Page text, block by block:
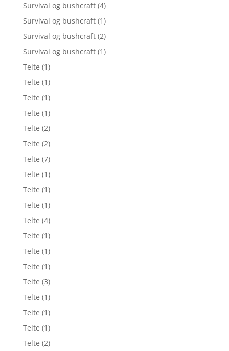
Survival og bushcraft (4)
Survival og bushcraft (1)
Survival og bushcraft (2)
Survival og bushcraft (1)
Telte (1)
Telte (1)
Telte (1)
Telte (1)
Telte (2)
Telte (2)
Telte (7)
Telte (1)
Telte (1)
Telte (1)
Telte (4)
Telte (1)
Telte (1)
Telte (1)
Telte (3)
Telte (1)
Telte (1)
Telte (1)
Telte (2)